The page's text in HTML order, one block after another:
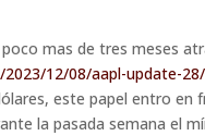
mas de tres meses
12/08/aapl-update-28/
este papel entro en
la pasada semana el